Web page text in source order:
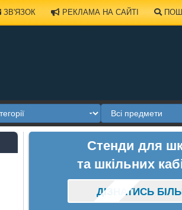
ЗВ'ЯЗОК РЕКЛАМА НА САЙТІ
Стенди для
та шкільних
ДІЗНАТИСЬ